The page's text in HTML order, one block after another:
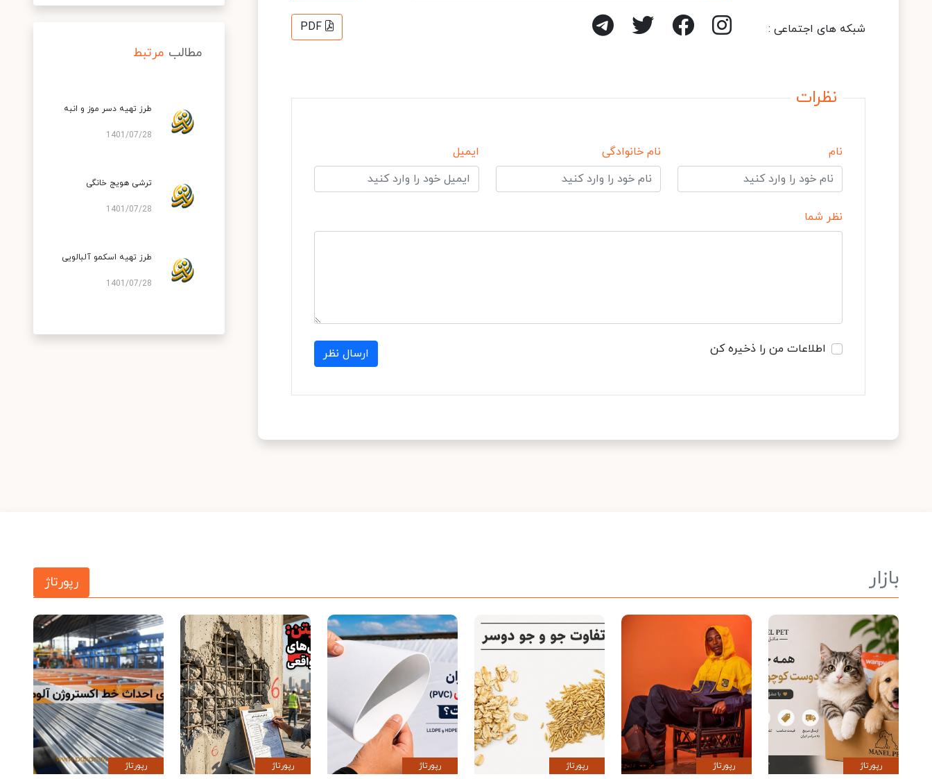
شبکه های اجتماعی : PDF
نظرات
نام نام خانوادگی ایمیل
نظر شما
اطلاعات من را ذخیره کن ارسال نظر
مطالب مرتبط
طرز تهیه دسر موز و انبه
1401/07/28
ترشی هویج خانگی
1401/07/28
طرز تهیه اسکمو آلبالویی
1401/07/28
بازار رپورتاژ
رپورتاژ رپورتاژ رپورتاژ رپورتاژ رپورتاژ رپورتاژ